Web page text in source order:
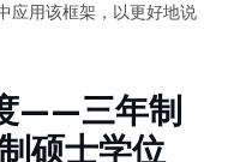
应用该框架，以更好地说
——三年制
硕士学位